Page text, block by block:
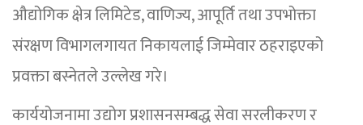
औद्योगिक क्षेत्र लिमिटेड, वाणिज्य, आपूर्ति तथा उपभोक्ता
संरक्षण विभागलगायत निकायलाई जिम्मेवार ठहराइएको
प्रवक्ता बस्नेतले उल्लेख गरे।
कार्ययोजनामा उद्योग प्रशासनसम्बद्ध सेवा सरलीकरण र